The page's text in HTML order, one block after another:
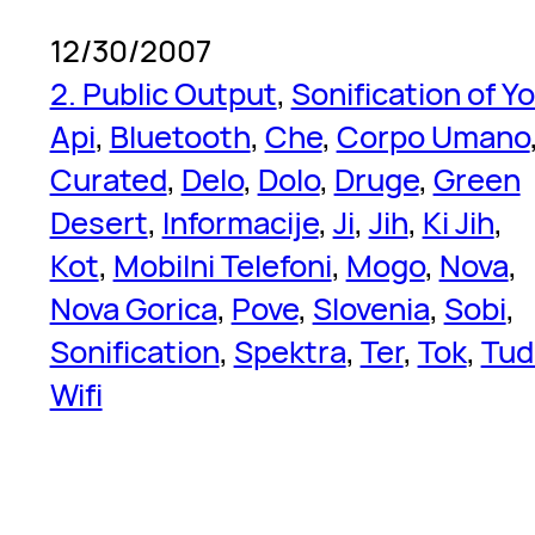
12/30/2007
2. Public Output, Sonification of
Api, Bluetooth, Che, Corpo Umano
Curated, Delo, Dolo, Druge, Green
Desert, Informacije, Ji, Jih, Ki Jih
Kot, Mobilni Telefoni, Mogo, Nova
Nova Gorica, Pove, Slovenia, Sobi
Sonification, Spektra, Ter, Tok,
Wifi